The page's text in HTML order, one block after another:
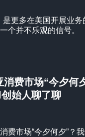
是更多在美国开展业务
个并不乐观的信号。
消费市场“今夕何
始人聊了聊